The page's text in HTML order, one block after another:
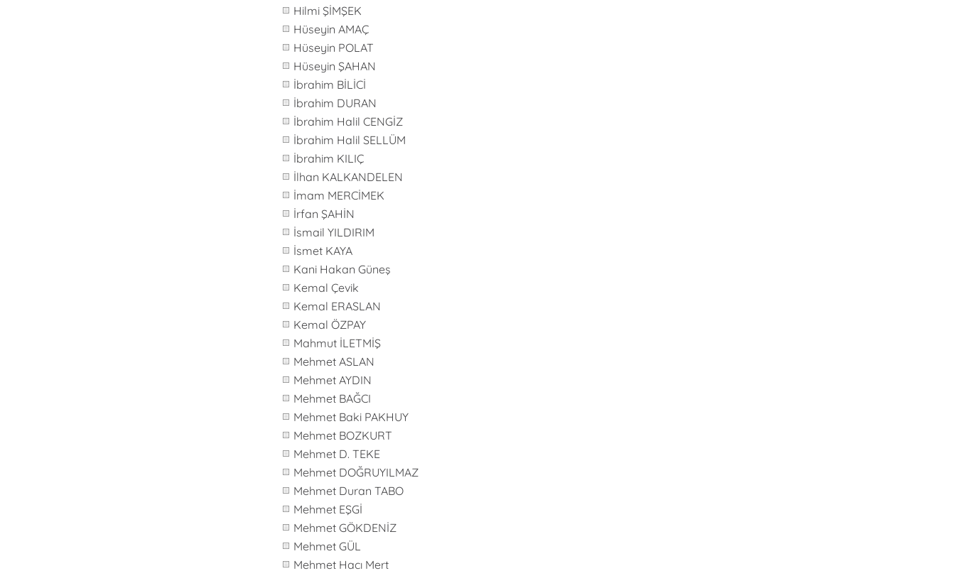
Hilmi ŞİMŞEK
Hüseyin AMAÇ
Hüseyin POLAT
Hüseyin ŞAHAN
İbrahim BİLİCİ
İbrahim DURAN
İbrahim Halil CENGİZ
İbrahim Halil SELLÜM
İbrahim KILIÇ
İlhan KALKANDELEN
İmam MERCİMEK
İrfan ŞAHİN
İsmail YILDIRIM
İsmet KAYA
Kani Hakan Güneş
Kemal Çevik
Kemal ERASLAN
Kemal ÖZPAY
Mahmut İLETMİŞ
Mehmet ASLAN
Mehmet AYDIN
Mehmet BAĞCI
Mehmet Baki PAKHUY
Mehmet BOZKURT
Mehmet D. TEKE
Mehmet DOĞRUYILMAZ
Mehmet Duran TABO
Mehmet EŞGİ
Mehmet GÖKDENİZ
Mehmet GÜL
Mehmet Hacı Mert